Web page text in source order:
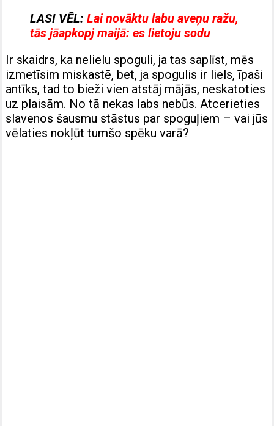
LASI VĒL: Lai novāktu labu aveņu ražu,
tās jāapkopj maijā: es lietoju sodu
Ir skaidrs, ka nelielu spoguli, ja tas saplīst, mēs
izmetīsim miskastē, bet, ja spogulis ir liels, īpaši
antīks, tad to bieži vien atstāj mājās, neskatoties
uz plaisām. No tā nekas labs nebūs. Atcerieties
slavenos šausmu stāstus par spoguļiem – vai jūs
vēlaties nokļūt tumšo spēku varā?